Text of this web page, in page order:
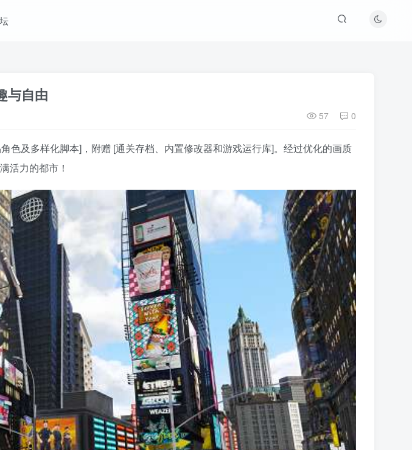
与自由
57 0
色及多样化脚本]，附赠 [通关存档、内置修改器和游戏运行库]。经过优化的画质
活力的都市！